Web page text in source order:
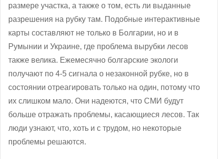
размере участка, а также о том, есть ли выданные
разрешения на рубку там. Подобные интерактивные
карты составляют не только в Болгарии, но и в
Румынии и Украине, где проблема вырубки лесов
также велика. Ежемесячно болгарские экологи
получают по 4-5 сигнала о незаконной рубке, но в
состоянии отреагировать только на один, потому что
их слишком мало. Они надеются, что СМИ будут
больше отражать проблемы, касающиеся лесов. Так
люди узнают, что, хоть и с трудом, но некоторые
проблемы решаются.